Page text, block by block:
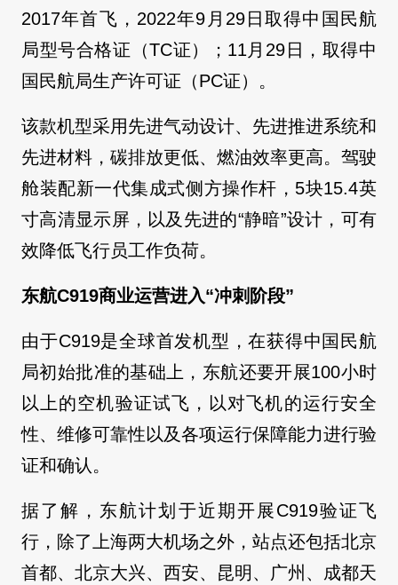
2017年首飞，2022年9月29日取得中国民航
局型号合格证（TC证）；11月29日，取得中
国民航局生产许可证（PC证）。
该款机型采用先进气动设计、先进推进系统和
先进材料，碳排放更低、燃油效率更高。驾驶
舱装配新一代集成式侧方操作杆，5块15.4英
寸高清显示屏，以及先进的“静暗”设计，可有
效降低飞行员工作负荷。
东航C919商业运营进入“冲刺阶段”
由于C919是全球首发机型，在获得中国民航
局初始批准的基础上，东航还要开展100小时
以上的空机验证试飞，以对飞机的运行安全
性、维修可靠性以及各项运行保障能力进行验
证和确认。
据了解，东航计划于近期开展C919验证飞
行，除了上海两大机场之外，站点还包括北京
首都、北京大兴、西安、昆明、广州、成都天